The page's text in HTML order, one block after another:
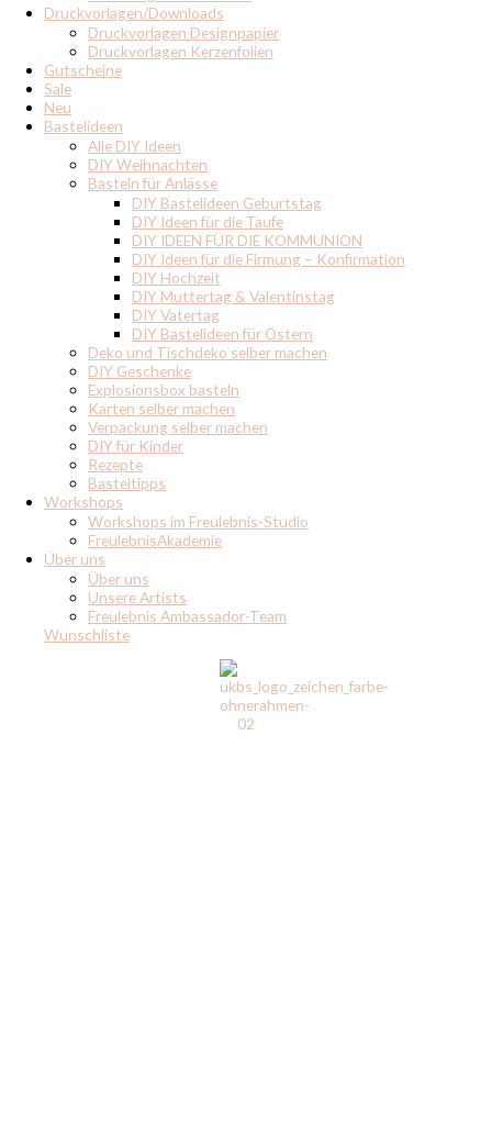
Druckvorlagen/Downloads
Druckvorlagen Designpapier
Druckvorlagen Kerzenfolien
Gutscheine
Sale
Neu
Bastelideen
Alle DIY Ideen
DIY Weihnachten
Basteln für Anlässe
DIY Bastelideen Geburtstag
DIY Ideen für die Taufe
DIY IDEEN FÜR DIE KOMMUNION
DIY Ideen für die Firmung – Konfirmation
DIY Hochzeit
DIY Muttertag & Valentinstag
DIY Vatertag
DIY Bastelideen für Ostern
Deko und Tischdeko selber machen
DIY Geschenke
Explosionsbox basteln
Karten selber machen
Verpackung selber machen
DIY für Kinder
Rezepte
Basteltipps
Workshops
Workshops im Freulebnis-Studio
FreulebnisAkademie
Über uns
Über uns
Unsere Artists
Freulebnis Ambassador-Team
Wunschliste